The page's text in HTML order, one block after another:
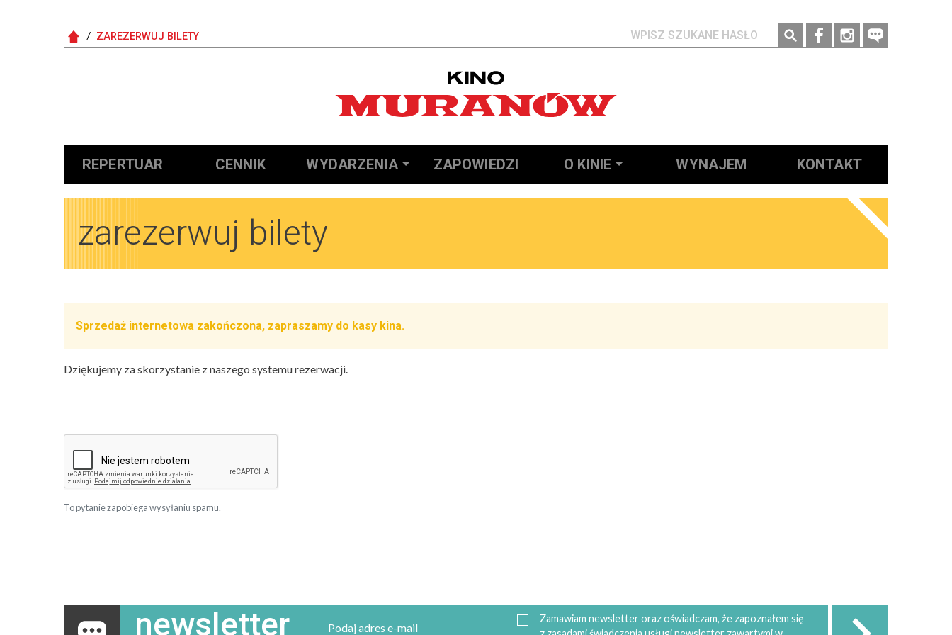
ZAREZERWUJ BILETY Social media
Główna nawigacja
REPERTUAR CENNIK WYDARZENIA ZAPOWIEDZI O KINIE WYNAJEM KONTAKT
zarezerwuj bilety
Sprzedaż internetowa zakończona, zapraszamy do kasy kina.
Dziękujemy za skorzystanie z naszego systemu rezerwacji.
To pytanie zapobiega wysyłaniu spamu.
newsletter
Zamawiam newsletter oraz oświadczam, że zapoznałem się